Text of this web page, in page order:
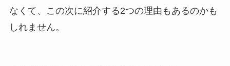
なくて、この次に紹介する2つの理由もあるのかも
しれません。